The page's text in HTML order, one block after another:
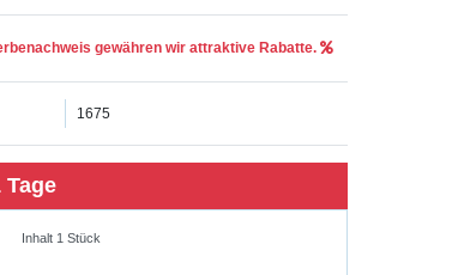
gewähren wir attraktive Rabatte.
1675
Tage
Inhalt 1Stück